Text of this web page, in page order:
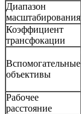
Диапазон
масштабирования
Коэффициент
трансфокации
Вспомогательные
объективы
Рабочее
расстояние